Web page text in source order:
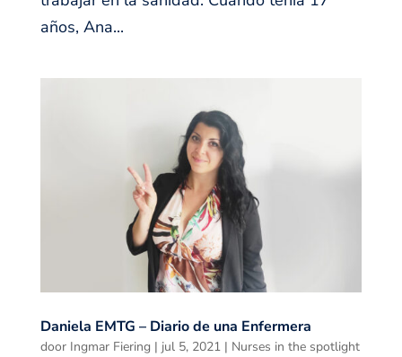
años, Ana...
Daniela EMTG – Diario de una Enfermera
door Ingmar Fiering | jul 5, 2021| Nurses in the spotlight